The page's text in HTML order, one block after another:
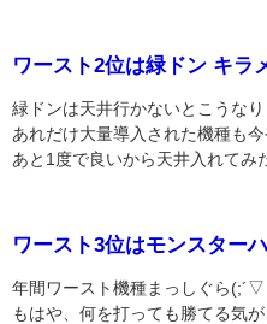
ワースト2位は緑ドン キラ
緑ドンは天井行かないとこうな
あれだけ大量導入された機種も
あと1度で良いから天井入れてみ
ワースト3位はモンスター
年間ワースト機種まっしぐら(;´▽
もはや、何を打っても勝てる気が